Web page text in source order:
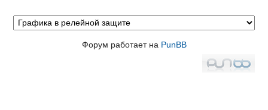
Форум работает на PunBB